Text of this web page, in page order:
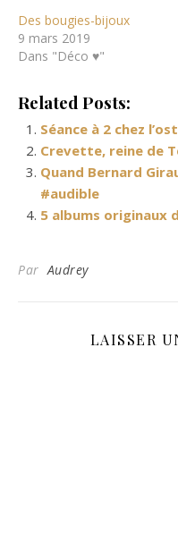
Des bougies-bijoux
9 mars 2019
Dans "Déco ♥"
Related Posts:
Séance à 2 chez
Crevette, reine de
Quand Bernard
#audible
5 albums originaux
ParAudrey
LAISSER